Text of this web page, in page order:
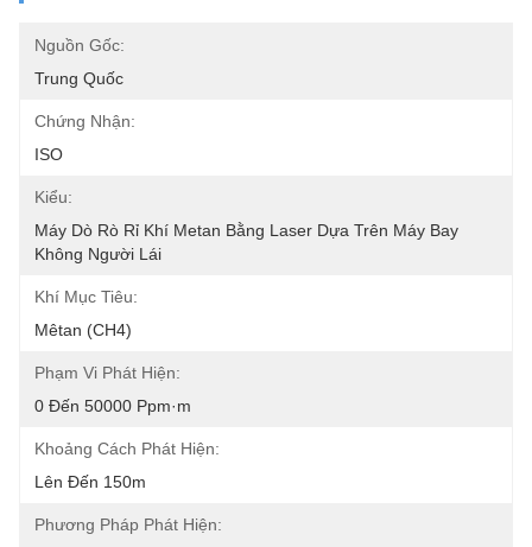
Nguồn Gốc:
Trung Quốc
Chứng Nhận:
ISO
Kiểu:
Máy Dò Rò Rỉ Khí Metan Bằng Laser Dựa Trên Máy Bay
Không Người Lái
Khí Mục Tiêu:
Mêtan (CH4)
Phạm Vi Phát Hiện:
0 Đến 50000 Ppm·m
Khoảng Cách Phát Hiện:
Lên Đến 150m
Phương Pháp Phát Hiện: